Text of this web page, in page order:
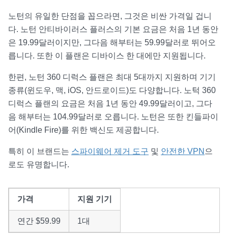
노턴의 유일한 단점을 꼽으라면, 그것은 비싼 가격일 겁니
다. 노턴 안티바이러스 플러스의 기본 요금은 처음 1년 동안
은 19.99달러이지만, 그다음 해부터는 59.99달러로 뛰어오
릅니다. 또한 이 플랜은 디바이스 한 대에만 지원됩니다.
한편, 노턴 360 디럭스 플랜은 최대 5대까지 지원하며 기기
종류(윈도우, 맥, iOS, 안드로이드)도 다양합니다. 노턱 360
디럭스 플랜의 요금은 처음 1년 동안 49.99달러이고, 그다
음 해부터는 104.99달러로 오릅니다. 노턴은 또한 킨들파이
어(Kindle Fire)를 위한 백신도 제공합니다.
특히 이 브랜드는 스파이웨어 제거 도구 및 안전한 VPN 으
로도 유명합니다.
가격 지원 기기
연간 $59.99 1대